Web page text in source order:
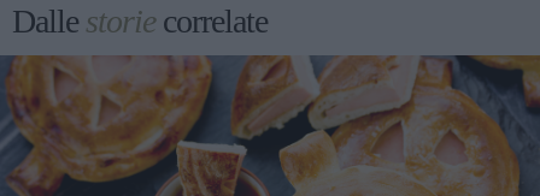
Dallestoriecorrelate